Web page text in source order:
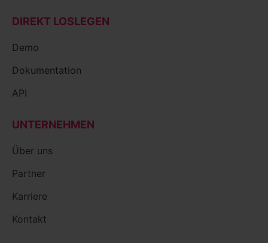
DIREKT LOSLEGEN
Demo
Dokumentation
API
UNTERNEHMEN
Über uns
Partner
Karriere
Kontakt